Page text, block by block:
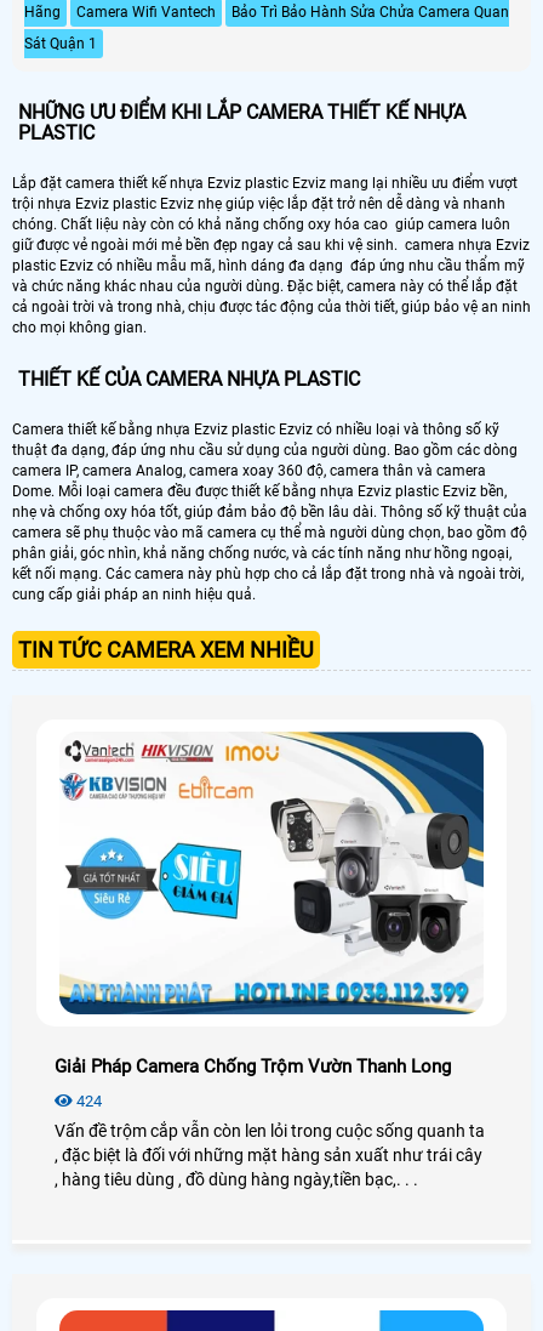
Hãng
Camera Wifi Vantech
Bảo Trì Bảo Hành Sửa Chửa Camera Quan
Sát Quận 1
NHỮNG ƯU ĐIỂM KHI LẮP CAMERA THIẾT KẾ NHỰA
PLASTIC
Lắp đặt camera thiết kế nhựa Ezviz plastic Ezviz mang lại nhiều ưu điểm vượt
trội nhựa Ezviz plastic Ezviz nhẹ giúp việc lắp đặt trở nên dễ dàng và nhanh
chóng. Chất liệu này còn có khả năng chống oxy hóa cao giúp camera luôn
giữ được vẻ ngoài mới mẻ bền đẹp ngay cả sau khi vệ sinh. camera nhựa Ezviz
plastic Ezviz có nhiều mẫu mã, hình dáng đa dạng đáp ứng nhu cầu thẩm mỹ
và chức năng khác nhau của người dùng. Đặc biệt, camera này có thể lắp đặt
cả ngoài trời và trong nhà, chịu được tác động của thời tiết, giúp bảo vệ an ninh
cho mọi không gian.
THIẾT KẾ CỦA CAMERA NHỰA PLASTIC
Camera thiết kế bằng nhựa Ezviz plastic Ezviz có nhiều loại và thông số kỹ
thuật đa dạng, đáp ứng nhu cầu sử dụng của người dùng. Bao gồm các dòng
camera IP, camera Analog, camera xoay 360 độ, camera thân và camera
Dome. Mỗi loại camera đều được thiết kế bằng nhựa Ezviz plastic Ezviz bền,
nhẹ và chống oxy hóa tốt, giúp đảm bảo độ bền lâu dài. Thông số kỹ thuật của
camera sẽ phụ thuộc vào mã camera cụ thể mà người dùng chọn, bao gồm độ
phân giải, góc nhìn, khả năng chống nước, và các tính năng như hồng ngoại,
kết nối mạng. Các camera này phù hợp cho cả lắp đặt trong nhà và ngoài trời,
cung cấp giải pháp an ninh hiệu quả.
TIN TỨC CAMERA XEM NHIỀU
Giải Pháp Camera Chống Trộm Vườn Thanh Long
424
Vấn đề trộm cắp vẫn còn len lỏi trong cuộc sống quanh ta
, đặc biệt là đối với những mặt hàng sản xuất như trái cây
, hàng tiêu dùng , đồ dùng hàng ngày,tiền bạc,. . .